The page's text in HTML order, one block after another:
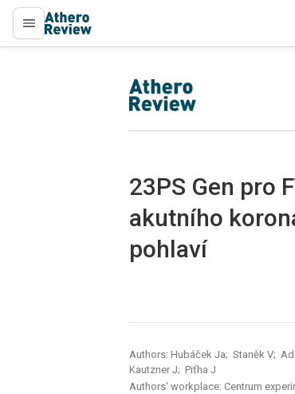
proLékaře.cz
proLékaře.cz
23PS Gen pro
akutního
pohlaví
Authors: Hubáček Ja; Staněk V;
Kautzner J; Piťha J
Authors‘ workplace: Centrum